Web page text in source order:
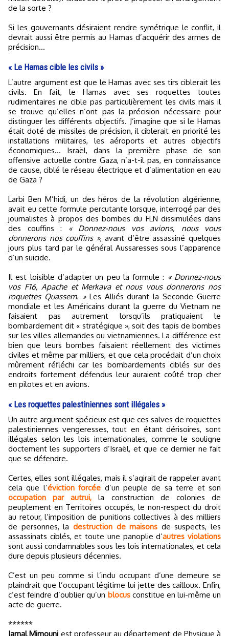
de la sorte ?
Si les gouvernants désiraient rendre symétrique le conflit, il
devrait aussi être permis au Hamas d’acquérir des armes de
précision…
« Le Hamas cible les civils »
L’autre argument est que le Hamas avec ses tirs ciblerait les
civils. En fait, le Hamas avec ses roquettes toutes
rudimentaires ne cible pas particulièrement les civils mais il
se trouve qu’elles n’ont pas la précision nécessaire pour
distinguer les différents objectifs. J’imagine que si le Hamas
était doté de missiles de précision, il ciblerait en priorité les
installations militaires, les aéroports et autres objectifs
économiques... Israël, dans la première phase de son
offensive actuelle contre Gaza, n’a-t-il pas, en connaissance
de cause, ciblé le réseau électrique et d’alimentation en eau
de Gaza ?
Larbi Ben M’hidi, un des héros de la révolution algérienne,
avait eu cette formule percutante lorsque, interrogé par des
journalistes à propos des bombes du FLN dissimulées dans
des couffins :
« Donnez-nous vos avions, nous vous
donnerons nos couffins », avant d’être assassiné quelques
jours plus tard par le général Aussaresses sous l’apparence
d’un suicide.
Il est loisible d’adapter un peu la formule : « Donnez-nous
vos F16, Apache et Merkava et nous vous donnerons nos
roquettes Quassem. »Les Alliés durant la Seconde Guerre
mondiale et les Américains durant la guerre du Vietnam ne
faisaient pas autrement lorsqu’ils pratiquaient le
bombardement dit « stratégique », soit des tapis de bombes
sur les villes allemandes ou vietnamiennes. La différence est
bien que leurs bombes faisaient réellement des victimes
civiles et même par milliers, et que cela procédait d’un choix
mûrement réfléchi car les bombardements ciblés sur des
endroits fortement défendus leur auraient coûté trop cher
en pilotes et en avions.
« Les roquettes palestiniennes sont illégales »
Un autre argument spécieux est que ces salves de roquettes
palestiniennes vengeresses, tout en étant dérisoires, sont
illégales selon les lois internationales, comme le souligne
doctement les supporters d’Israël, et que ce dernier ne fait
que se défendre.
Certes, elles sont illégales, mais il s’agirait de rappeler avant
cela que l’éviction forcée d’un peuple de sa terre et son
occupation par autrui, la construction de colonies de
peuplement en Territoires occupés, le non-respect du droit
au retour, l’imposition de punitions collectives à des milliers
de personnes, la destruction de maisons de suspects, les
assassinats ciblés, et toute une panoplie d’autres violations
sont aussi condamnables sous les lois internationales, et cela
dure depuis plusieurs décennies.
C’est un peu comme si l’indu occupant d’une demeure se
plaindrait que l’occupant légitime lui jette des cailloux. Enfin,
c’est feindre d’oublier qu’un blocusconstitue en lui-même un
acte de guerre.
******
Jamal Mimouni est professeur au département de Physique à